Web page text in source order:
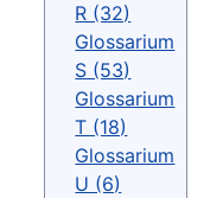
R (32)
Glossarium
S (53)
Glossarium
T (18)
Glossarium
U (6)